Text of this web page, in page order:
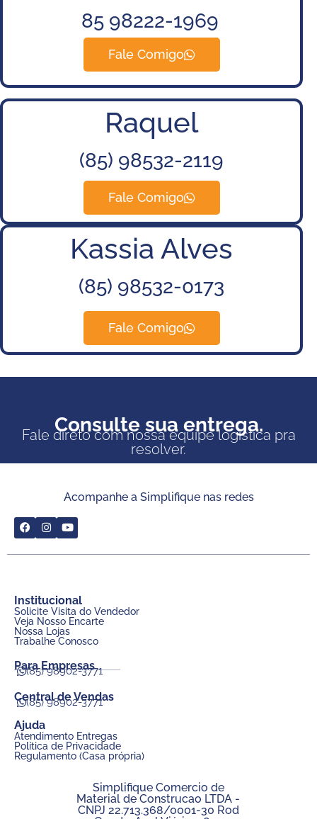
85 98222-1969
Fale Comigo
Raquel
(85) 98532-2119
Fale Comigo
Kassia Alves
(85) 98532-0173
Fale Comigo
Consulte sua entrega.
Fale direto com nossa equipe logística pra
resolver.
Acompanhe a Simplifique nas redes
Institucional
Solicite Visita do Vendedor
Veja Nosso Encarte
Nossa Lojas
Trabalhe Conosco
Para Empresas
(85) 98902-3771
Central de Vendas
(85) 98902-3771
Ajuda
Atendimento Entregas
Política de Privacidade
Regulamento (Casa própria)
Simplifique Comercio de
Material de Construcao LTDA -
CNPJ 22.713.368/0001-30 Rod